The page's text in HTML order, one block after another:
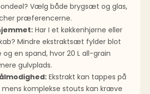
Vælg både brygsæt og glas,
præferencerne.
Har I et køkkenhjørne eller
Mindre ekstraktsæt fylder blot
og en spand, hvor 20 L all-grain
gulvplads.
Ekstrakt kan tappes på
mens komplekse stouts kan kræve